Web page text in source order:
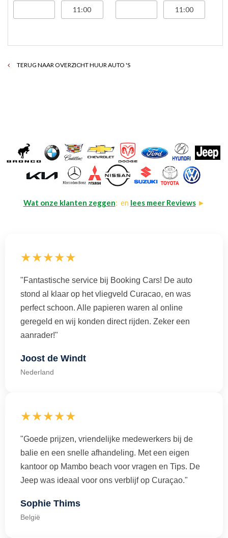
TERUG NAAR OVERZICHT HUUR AUTO 'S
Wat onze klanten zeggen: en lees meer Reviews►
★★★★★
"Fantastische service bij Booking Cars! De auto
stond al klaar op het vliegveld Curacao, en was
perfect schoon. Alle papieren waren al online
geregeld en wij konden direct rijden. Zeker een
aanrader!"
Joost de Windt
Nederland
★★★★★
"Goede prijzen, vriendelijke medewerkers bij de
balie en een snelle afhandeling. Met een eigen
kantoor op Mambo beach voor vragen en Tips. De
Jeep was ideaal voor ons verblijf op Curaçao."
Sophie Thims
België